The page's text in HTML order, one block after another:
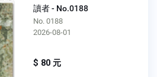
讀者 - No.0188
No. 0188
2026-08-01
$ 80 元